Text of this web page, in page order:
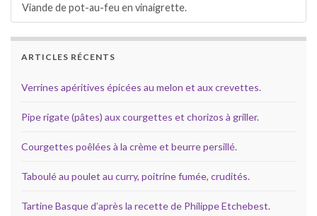
Viande de pot-au-feu en vinaigrette.
ARTICLES RÉCENTS
Verrines apéritives épicées au melon et aux crevettes.
Pipe rigate (pâtes) aux courgettes et chorizos à griller.
Courgettes poêlées à la crème et beurre persillé.
Taboulé au poulet au curry, poitrine fumée, crudités.
Tartine Basque d’après la recette de Philippe Etchebest.